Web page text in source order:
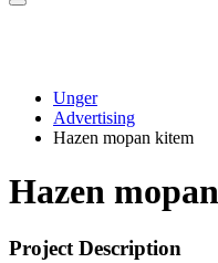
Unger
Advertising
Hazen mopan kitem
Hazen
Project Description